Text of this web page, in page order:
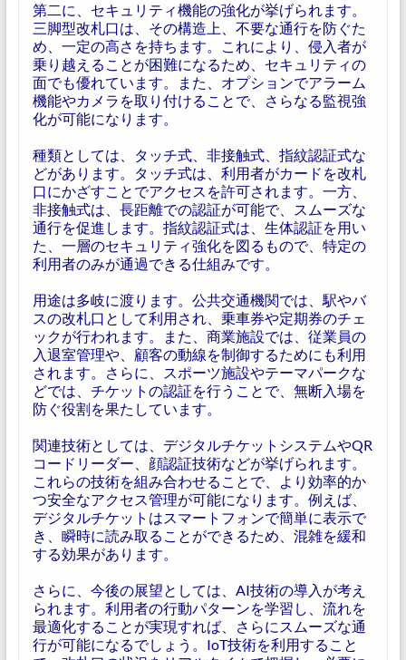
第二に、セキュリティ機能の強化が挙げられます。
三脚型改札口は、その構造上、不要な通行を防ぐた
め、一定の高さを持ちます。これにより、侵入者が
乗り越えることが困難になるため、セキュリティの
面でも優れています。また、オプションでアラーム
機能やカメラを取り付けることで、さらなる監視強
化が可能になります。
種類としては、タッチ式、非接触式、指紋認証式な
どがあります。タッチ式は、利用者がカードを改札
口にかざすことでアクセスを許可されます。一方、
非接触式は、長距離での認証が可能で、スムーズな
通行を促進します。指紋認証式は、生体認証を用い
た、一層のセキュリティ強化を図るもので、特定の
利用者のみが通過できる仕組みです。
用途は多岐に渡ります。公共交通機関では、駅やバ
スの改札口として利用され、乗車券や定期券のチェ
ックが行われます。また、商業施設では、従業員の
入退室管理や、顧客の動線を制御するためにも利用
されます。さらに、スポーツ施設やテーマパークな
どでは、チケットの認証を行うことで、無断入場を
防ぐ役割を果たしています。
関連技術としては、デジタルチケットシステムやQR
コードリーダー、顔認証技術などが挙げられます。
これらの技術を組み合わせることで、より効率的か
つ安全なアクセス管理が可能になります。例えば、
デジタルチケットはスマートフォンで簡単に表示で
き、瞬時に読み取ることができるため、混雑を緩和
する効果があります。
さらに、今後の展望としては、AI技術の導入が考え
られます。利用者の行動パターンを学習し、流れを
最適化することが実現すれば、さらにスムーズな通
行が可能になるでしょう。IoT技術を利用すること